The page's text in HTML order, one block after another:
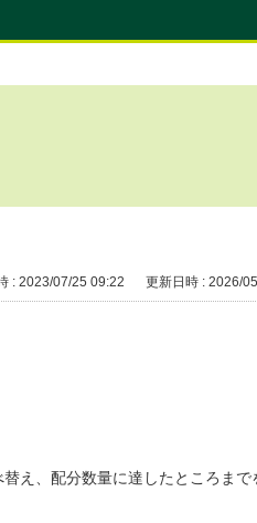
: 2023/07/25 09:22 更新日時 : 2026/
え、配分数量に達したところまで